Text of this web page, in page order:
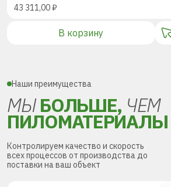
43 311,00₽
В корзину
Наши преимущества
МЫБОЛЬШЕ, ЧЕМ
ПИЛОМАТЕРИАЛЫ
Контролируем качество и скорость
всех процессов от производства до
поставки на ваш объект